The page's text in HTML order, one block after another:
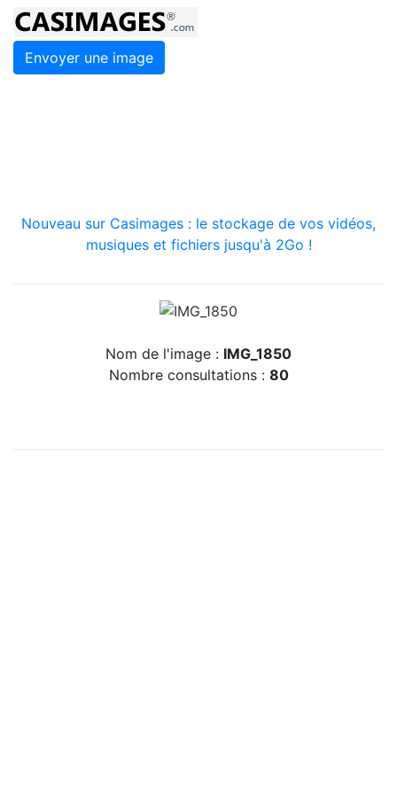
Envoyer une image
Nouveau sur Casimages : le stockage de vos vidéos,
musiques et fichiers jusqu'à 2Go !
Nom de l'image : IMG_1850
Nombre consultations : 80